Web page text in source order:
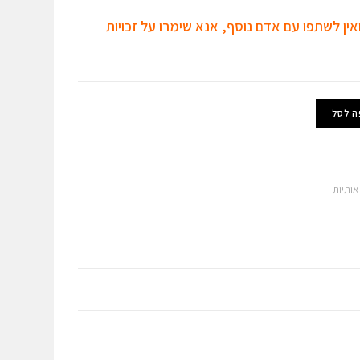
ואין לשתפו עם אדם נוסף, אנא שימרו על זכויות
לסל